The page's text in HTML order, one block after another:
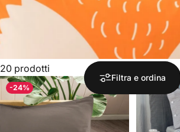
Filtra e ordina
20 prodotti
-24%